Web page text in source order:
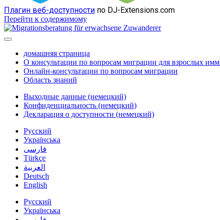
Плагин веб-доступности по DJ-Extensions.com
Перейти к содержимому
домашняя страница
О консультации по вопросам миграции для взрослых
Онлайн-консультации по вопросам миграции
Область знаний
Выходные данные (немецкий)
Конфиденциальность (немецкий)
Декларация о доступности (немецкий)
Русский
Українська
فارسی
Türkçe
العربية
Deutsch
English
Русский
Українська